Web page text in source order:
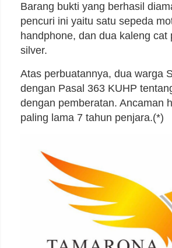
Barang bukti yang berhasil
pencuri ini yaitu satu sepeda
handphone, dan dua kaleng cat
silver.
Atas perbuatannya, dua warga
dengan Pasal 363 KUHP
dengan pemberatan. Ancaman
paling lama 7 tahun penjara.(*)